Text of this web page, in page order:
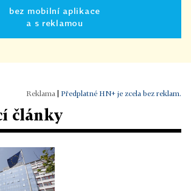
bez mobilní aplikace
a s reklamou
Předplatné HN+ je zcela bez reklam.
články